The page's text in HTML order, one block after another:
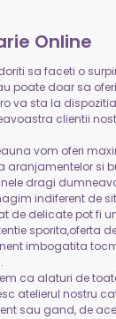
Online
sa faceti o
poate doar sa
va sta la
clientii
vom oferi
aranjamentelor si
dragi
indiferent de
de delicate pot fi
sporita,oferta
imbogatita
ca alaturi de
atelierul nostru
sau gand, de